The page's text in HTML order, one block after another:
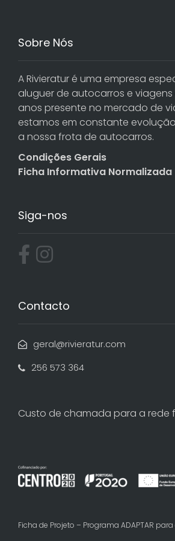
Sobre Nós
A Rivieratur é uma empresa
aluguer de autocarros e viagens
anos presente no mercado de
estamos em constante
a nossa frota de autocarros.
Condições Gerais
Ficha Informativa Normalizada
Siga-nos
Contacto
geral@rivieratur.com
256 573 364
Custo de chamada para a rede
Ficha de Projeto – Programa ADAPTAR para